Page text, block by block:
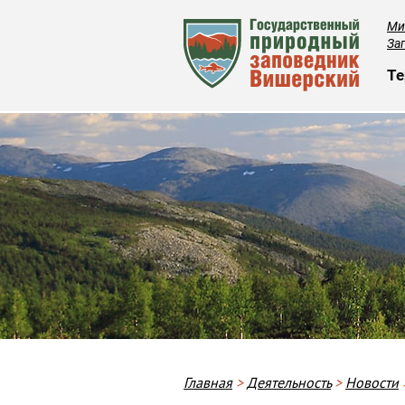
Строка навигации
Главная Деятельность Новости